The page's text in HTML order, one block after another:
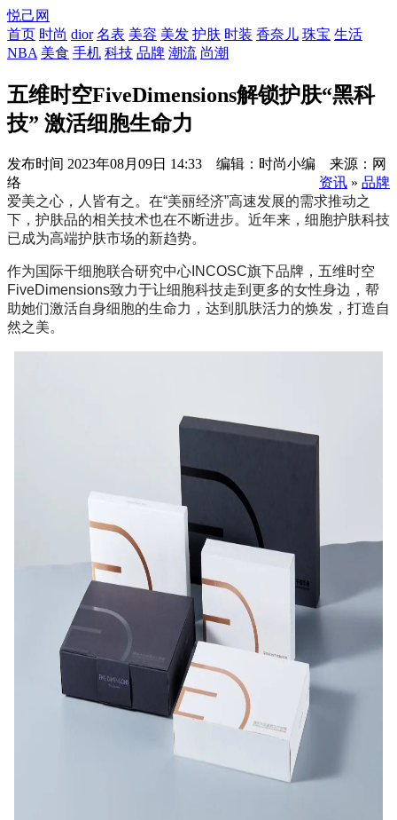
悦己网
首页 时尚 dior 名表 美容 美发 护肤 时装 香奈儿 珠宝 生活
NBA 美食 手机 科技 品牌 潮流 尚潮
五维时空FiveDimensions解锁护肤“黑科
技” 激活细胞生命力
发布时间 2023年08月09日 14:33 编辑：时尚小编 来源：网
络
资讯 » 品牌
爱美之心，人皆有之。在“美丽经济”高速发展的需求推动之
下，护肤品的相关技术也在不断进步。近年来，细胞护肤科技
已成为高端护肤市场的新趋势。
作为国际干细胞联合研究中心INCOSC旗下品牌，五维时空
FiveDimensions致力于让细胞科技走到更多的女性身边，帮
助她们激活自身细胞的生命力，达到肌肤活力的焕发，打造自
然之美。